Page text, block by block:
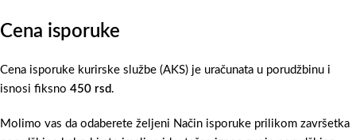
Cena isporuke
Cena isporuke kurirske službe (AKS) je uračunata u porudžbinu i
isnosi fiksno 450 rsd .
Molimo vas da odaberete željeni Način isporuke prilikom završetka